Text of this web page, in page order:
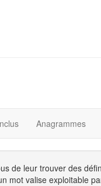
Anagrammes
de leur trouver des
mot valise exploitable